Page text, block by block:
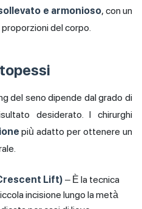
e armonioso, con un
del corpo.
del seno dipende dal grado di
desiderato. I chirurghi
più adatto per ottenere un
Lift) – È la tecnica
incisione lungo la metà